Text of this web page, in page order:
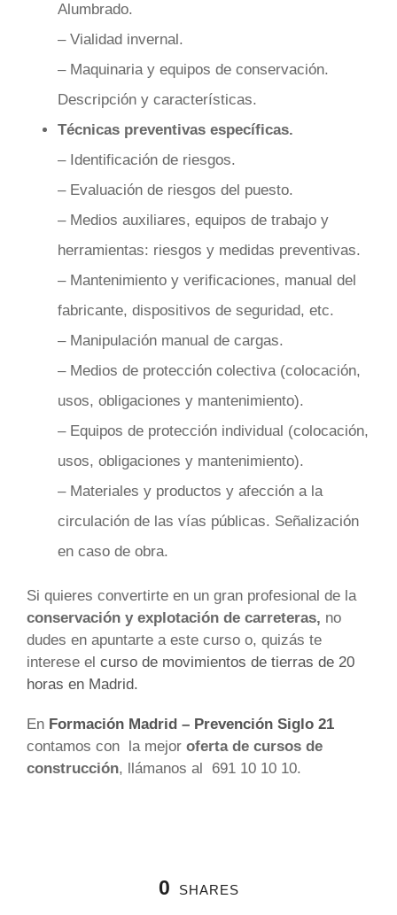
Alumbrado.
– Vialidad invernal.
– Maquinaria y equipos de conservación.
Descripción y características.
Técnicas preventivas específicas.
– Identificación de riesgos.
– Evaluación de riesgos del puesto.
– Medios auxiliares, equipos de trabajo y
herramientas: riesgos y medidas preventivas.
– Mantenimiento y verificaciones, manual del
fabricante, dispositivos de seguridad, etc.
– Manipulación manual de cargas.
– Medios de protección colectiva (colocación,
usos, obligaciones y mantenimiento).
– Equipos de protección individual (colocación,
usos, obligaciones y mantenimiento).
– Materiales y productos y afección a la
circulación de las vías públicas. Señalización
en caso de obra.
Si quieres convertirte en un gran profesional de la
conservación y explotación de carreteras, no
dudes en apuntarte a este curso o, quizás te
interese el curso de movimientos de tierras de 20
horas en Madrid.
En Formación Madrid – Prevención Siglo 21
contamos con la mejor oferta de cursos de
construcción, llámanos al 691 10 10 10.
0 SHARES